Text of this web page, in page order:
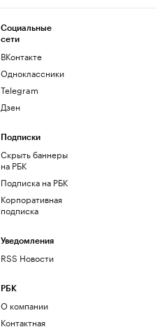
Социальные
сети
ВКонтакте
Одноклассники
Telegram
Дзен
Подписки
Скрыть баннеры
на РБК
Подписка на РБК
Корпоративная
подписка
Уведомления
RSS Новости
РБК
О компании
Контактная